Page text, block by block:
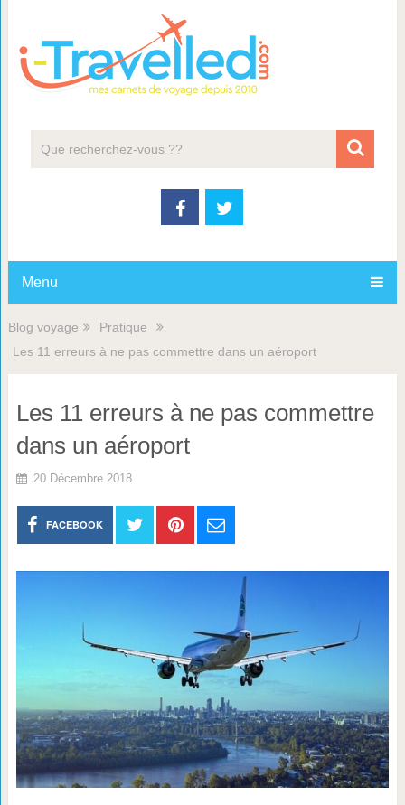
Menu
Blog voyage
Pratique
Les 11 erreurs à ne pas commettre dans un aéroport
Les 11 erreurs à ne pas commettre
dans un aéroport
20 Décembre 2018
FACEBOOK